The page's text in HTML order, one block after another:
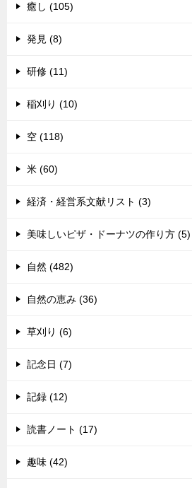
癒し (105)
発見 (8)
研修 (11)
稲刈り (10)
空 (118)
米 (60)
経済・経営系文献リスト (3)
美味しいピザ・ドーナツの作り方 (5)
自然 (482)
自然の恵み (36)
草刈り (6)
記念日 (7)
記録 (12)
読書ノート (17)
趣味 (42)